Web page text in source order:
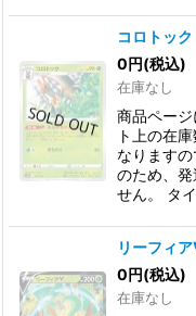
コロトッ
0円(税込)
在庫なし
商品ペー
ト上の在
なります
のため、
せん。 タ
リーフィ
0円(税込)
在庫なし